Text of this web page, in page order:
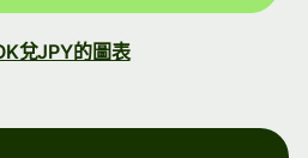
兌JPY的圖表